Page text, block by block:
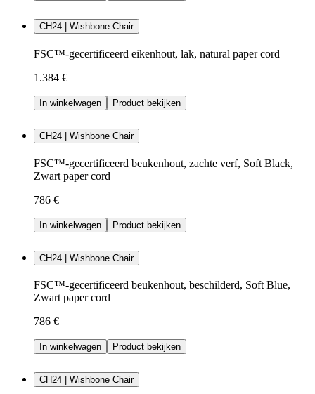
CH24 | Wishbone Chair
FSC™-gecertificeerd eikenhout, lak, natural paper cord
1.384 €
In winkelwagen Product bekijken
CH24 | Wishbone Chair
FSC™-gecertificeerd beukenhout, zachte verf, Soft Black,
Zwart paper cord
786 €
In winkelwagen Product bekijken
CH24 | Wishbone Chair
FSC™-gecertificeerd beukenhout, beschilderd, Soft Blue,
Zwart paper cord
786 €
In winkelwagen Product bekijken
CH24 | Wishbone Chair